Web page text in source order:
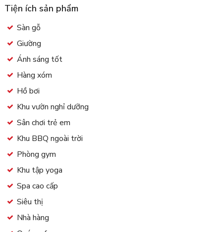
Tiện ích sản phẩm
Sàn gỗ
Giường
Ánh sáng tốt
Hàng xóm
Hồ bơi
Khu vườn nghỉ dưỡng
Sân chơi trẻ em
Khu BBQ ngoài trời
Phòng gym
Khu tập yoga
Spa cao cấp
Siêu thị
Nhà hàng